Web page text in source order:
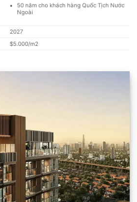
50 năm cho khách hàng Quốc Tịch Nước
Ngoài
2027
$5.000/m2